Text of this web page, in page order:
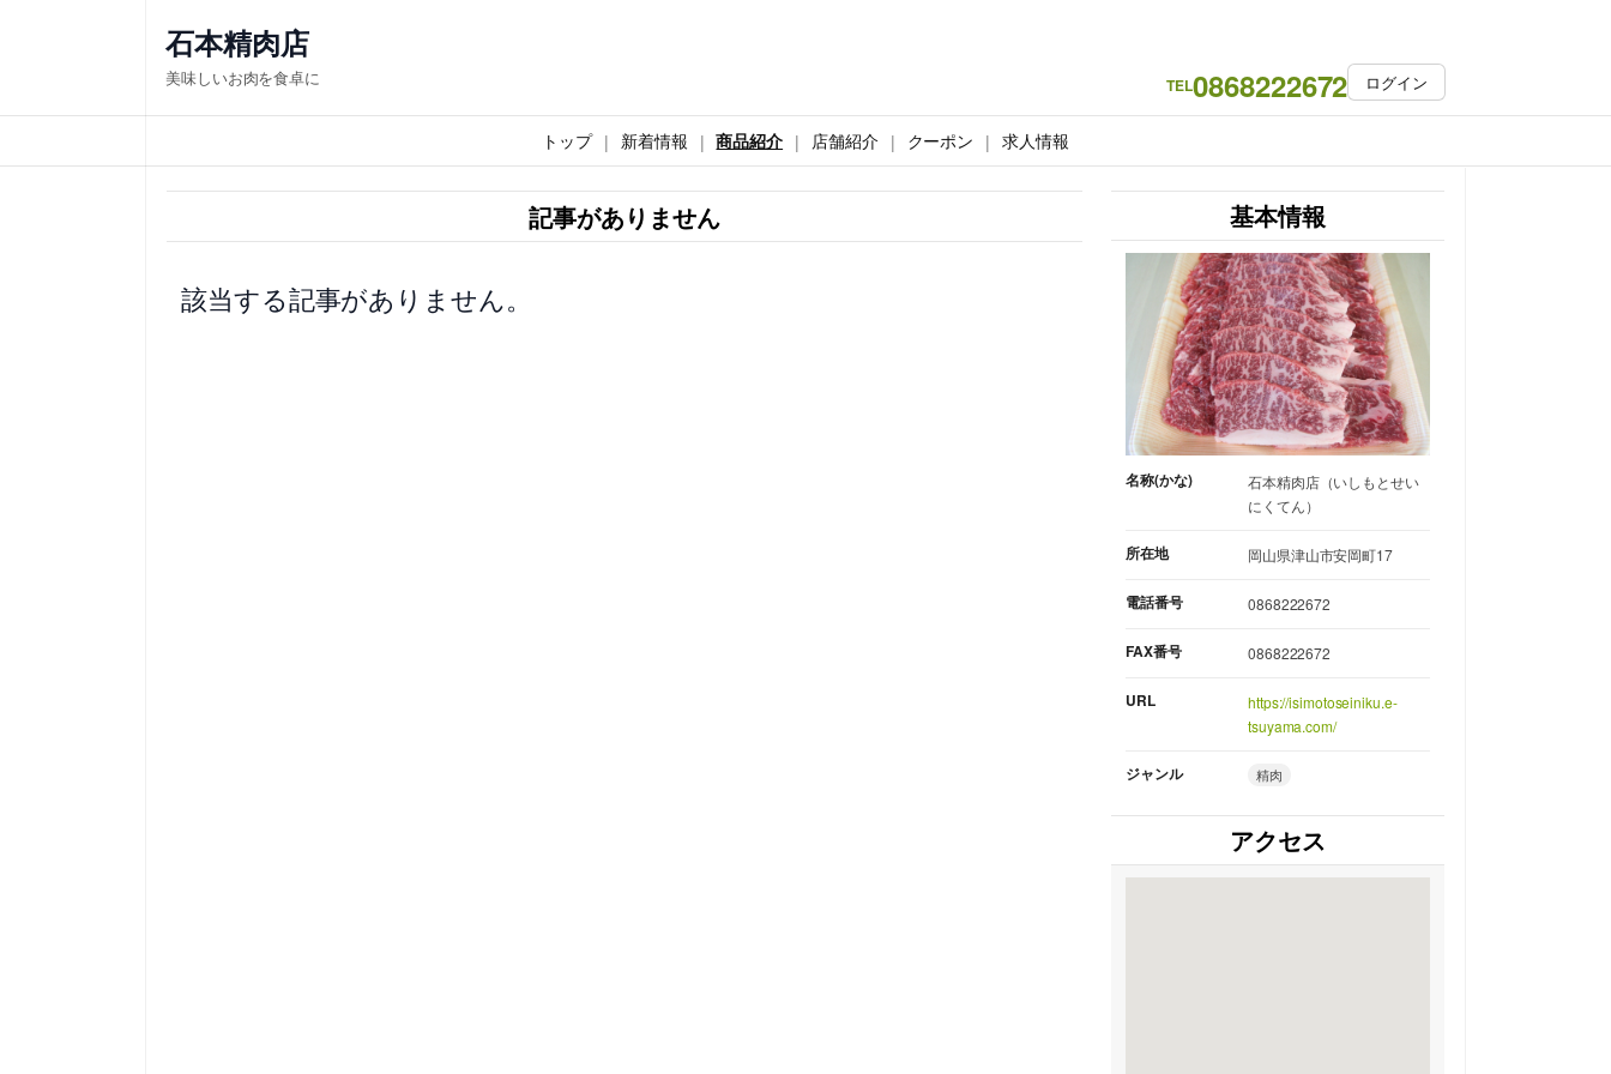
ス
キ
石本精肉店
美味しいお肉を食卓に TEL0868222672 ログイン
トップ 新着情報 商品紹介 店舗紹介 クーポン 求人情報
記事がありません
該当する記事がありません。
基本情報
名称(かな)
石本精肉店（いしもとせい
にくてん）
所在地 岡山県津山市安岡町17
電話番号 0868222672
FAX番号 0868222672
URL
https://isimotoseiniku.e-
tsuyama.com/
ジャンル 精肉
アクセス